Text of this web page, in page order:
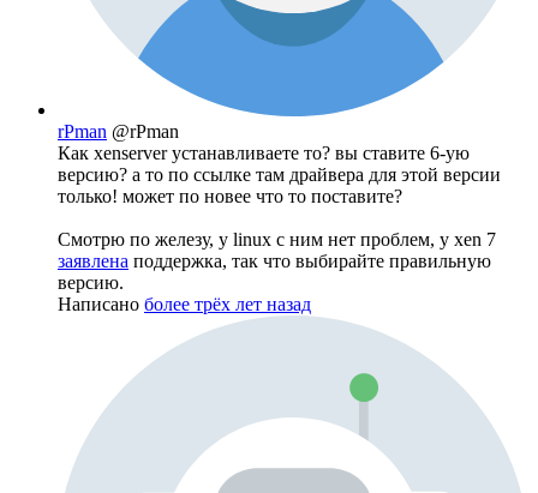
rPman @rPman
Как xenserver устанавливаете то? вы ставите 6-ую
версию? а то по ссылке там драйвера для этой версии
только! может по новее что то поставите?
Смотрю по железу, у linux с ним нет проблем, у xen 7
заявлена поддержка, так что выбирайте правильную
версию.
Написано более трёх лет назад